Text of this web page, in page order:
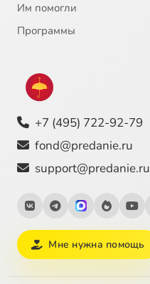
Им помогли
Программы
+7 (495) 722-92-79
fond@predanie.ru
support@predanie.ru
Мне нужна помощь